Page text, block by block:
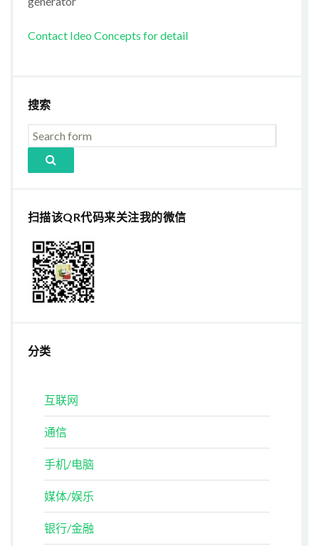
Contact Ideo Concepts for detail
搜索
扫描该QR代码来关注我的微信
分类
互联网
通信
手机/电脑
媒体/娱乐
银行/金融